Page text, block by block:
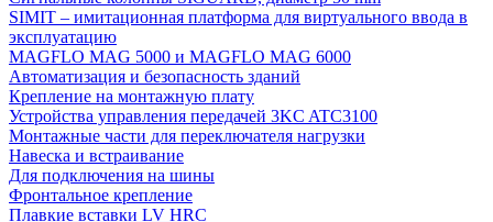
SIMIT – имитационная платформа для виртуального ввода в
эксплуатацию
MAGFLO MAG 5000 и MAGFLO MAG 6000
Автоматизация и безопасность зданий
Крепление на монтажную плату
Устройства управления передачей 3KC ATC3100
Монтажные части для переключателя нагрузки
Навеска и встраивание
Для подключения на шины
Фронтальное крепление
Плавкие вставки LV HRC